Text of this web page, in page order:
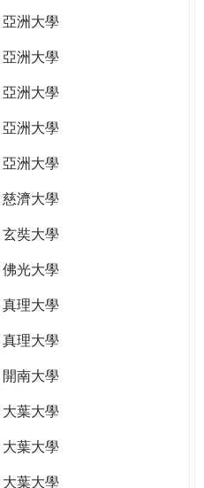
亞洲大學
亞洲大學
亞洲大學
亞洲大學
亞洲大學
慈濟大學
玄奘大學
佛光大學
真理大學
真理大學
開南大學
大葉大學
大葉大學
大葉大學